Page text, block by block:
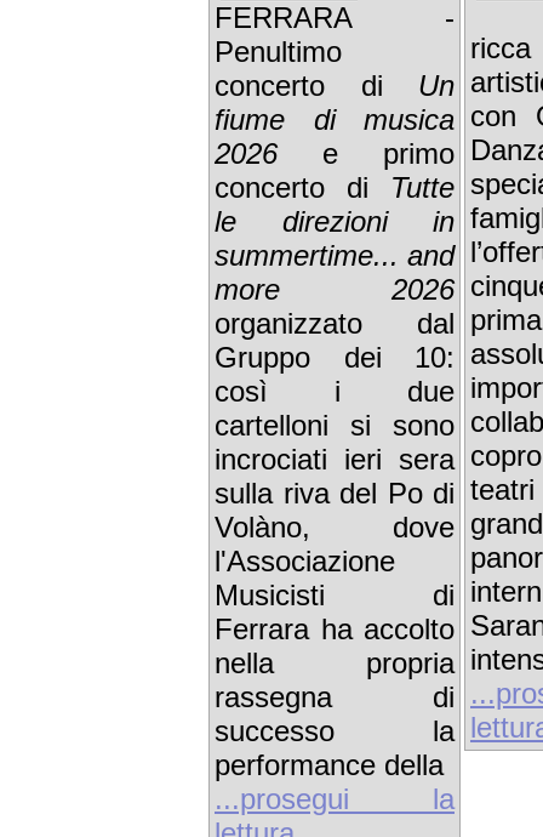
FERRARA -
Penultimo
concerto di Un
fiume di musica
2026 e primo
concerto di Tutte
le direzioni in
summertime... and
more 2026
organizzato dal
Gruppo dei 10:
così i due
cartelloni si sono
incrociati ieri sera
sulla riva del Po di
Volàno, dove
l'Associazione
Musicisti di
Ferrara ha accolto
nella propria
rassegna di
successo la
performance della
...prosegui la
con